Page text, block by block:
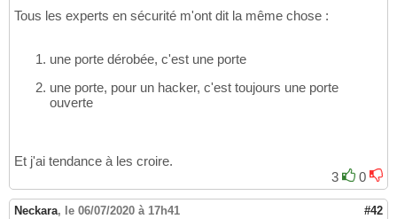
Tous les experts en sécurité m'ont dit la même chose :
une porte dérobée, c'est une porte
une porte, pour un hacker, c'est toujours une porte
ouverte
Et j'ai tendance à les croire.
3
0
Neckara, le 06/07/2020 à 17h41 #42